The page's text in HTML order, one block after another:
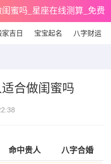
蜜吗_星座在线测算_免费
家吉日 宝宝起名 八字财运
合做闺蜜吗
命中贵人 八字合婚